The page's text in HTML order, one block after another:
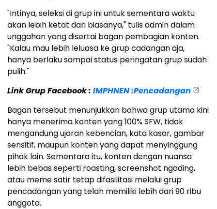
"Intinya, seleksi di grup ini untuk sementara waktu
akan lebih ketat dari biasanya," tulis admin dalam
unggahan yang disertai bagan pembagian konten.
"Kalau mau lebih leluasa ke grup cadangan aja,
hanya berlaku sampai status peringatan grup sudah
pulih."
Link Grup Facebook : IMPHNEN :Pencadangan
Bagan tersebut menunjukkan bahwa grup utama kini
hanya menerima konten yang 100% SFW, tidak
mengandung ujaran kebencian, kata kasar, gambar
sensitif, maupun konten yang dapat menyinggung
pihak lain. Sementara itu, konten dengan nuansa
lebih bebas seperti roasting, screenshot ngoding,
atau meme satir tetap difasilitasi melalui grup
pencadangan yang telah memiliki lebih dari 90 ribu
anggota.